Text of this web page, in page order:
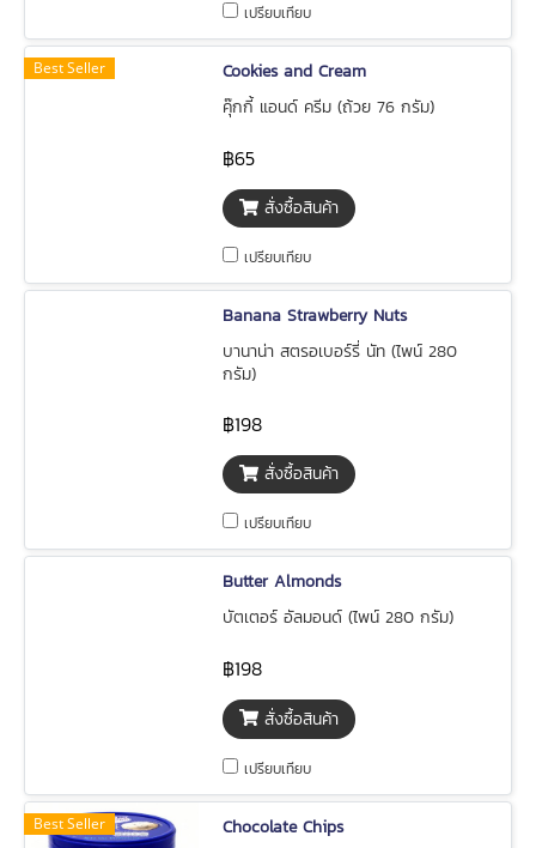
เปรียบเทียบ
Best Seller
Cookies and Cream
คุ๊กกี้ แอนด์ ครีม (ถ้วย 76 กรัม)
฿65
สั่งซื้อสินค้า
เปรียบเทียบ
Banana Strawberry Nuts
บานาน่า สตรอเบอร์รี่ นัท (ไพน์ 280
กรัม)
฿198
สั่งซื้อสินค้า
เปรียบเทียบ
Butter Almonds
บัตเตอร์ อัลมอนด์ (ไพน์ 280 กรัม)
฿198
สั่งซื้อสินค้า
เปรียบเทียบ
Best Seller
Chocolate Chips